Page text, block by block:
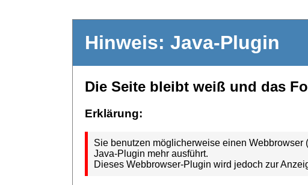
Hinweis: Java-Plugin
Die Seite bleibt weiß und das
Erklärung:
Sie benutzen möglicherweise einen Webbrowser
Java-Plugin mehr ausführt.
Dieses Webbrowser-Plugin wird jedoch zur